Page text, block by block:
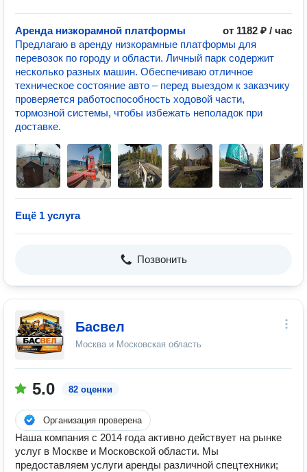
Аренда низкорамной платформы
от 1182 ₽ / час
Предлагаю в аренду низкорамные платформы для
перевозок по городу и области. Личный парк содержит
несколько разных машин. Обеспечиваю отличное
техническое состояние авто – перед выездом к заказчику
проверяется работоспособность ходовой части,
тормозной системы, чтобы избежать неполадок при
доставке.
Ещё 1 услуга
Позвонить
Басвел
Москва и Московская область
5.0 82 оценки
Организация проверена
Наша компания с 2014 года активно действует на рынке
услуг в Москве и Московской области. Мы
предоставляем услуги аренды различной спецтехники;